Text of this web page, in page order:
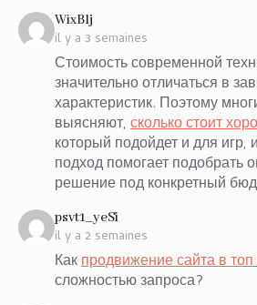
WixBlj
il y a 3 semaines
Стоимость современной
значительно отличаться в
характеристик. Поэтому
выясняют, сколько стоит
который подойдет и для игр,
подход помогает подобрать
решение под конкретный
psvt1_yeSisays:
il y a 2 semaines
Какпродвижение сайта в топ
сложностью запроса?